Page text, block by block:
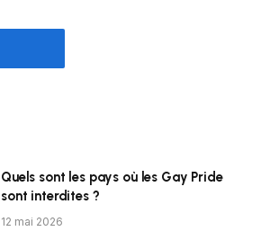
Quels sont les pays où les Gay Pride
sont interdites ?
12 mai 2026